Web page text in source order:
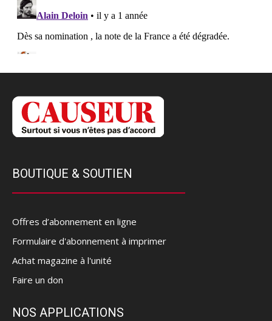
BOUTIQUE & SOUTIEN
Offres d’abonnement en ligne
Formulaire d'abonnement à imprimer
Achat magazine à l'unité
Faire un don
NOS APPLICATIONS